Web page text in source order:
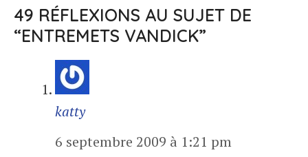
49 RÉFLEXIONS AU SUJET DE
“ENTREMETS VANDICK”
katty
6 septembre 2009 à 1:21 pm